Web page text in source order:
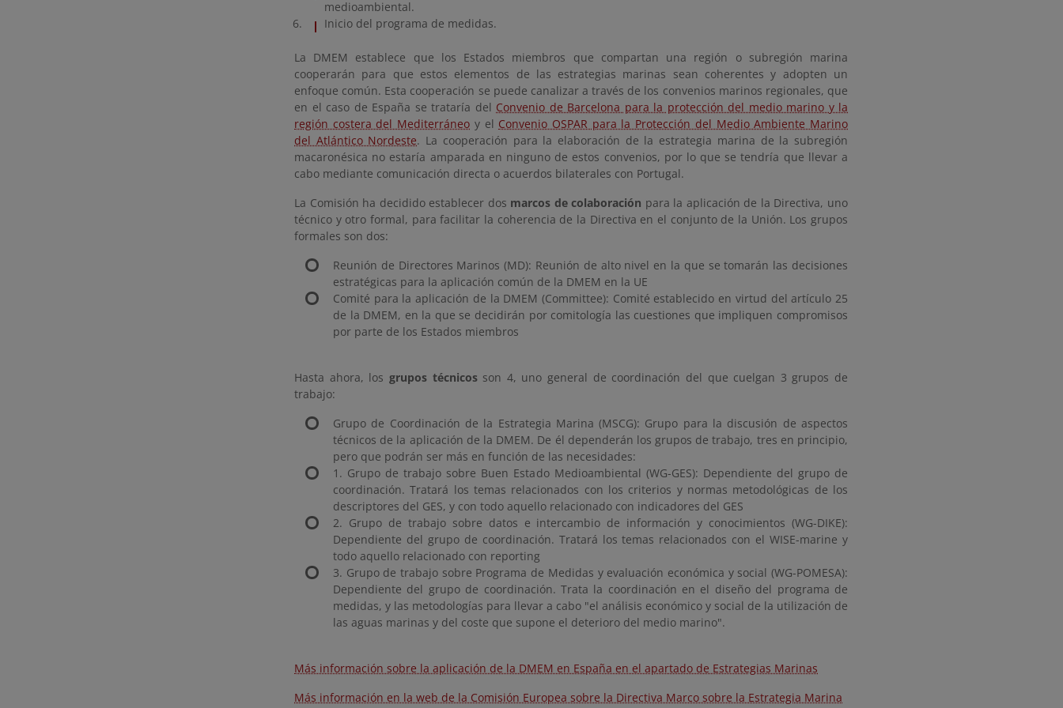
medioambiental.
Inicio del programa de medidas.
La DMEM establece que los Estados miembros que compartan una región o subregión marina
cooperarán para que estos elementos de las estrategias marinas sean coherentes y adopten un
enfoque común. Esta cooperación se puede canalizar a través de los convenios marinos regionales, que
en el caso de España se trataría del Convenio de Barcelona para la protección del medio marino y la
región costera del Mediterráneo y el Convenio OSPAR para la Protección del Medio Ambiente Marino
del Atlántico Nordeste. La cooperación para la elaboración de la estrategia marina de la subregión
macaronésica no estaría amparada en ninguno de estos convenios, por lo que se tendría que llevar a
cabo mediante comunicación directa o acuerdos bilaterales con Portugal.
La Comisión ha decidido establecer dos marcos de colaboración para la aplicación de la Directiva, uno
técnico y otro formal, para facilitar la coherencia de la Directiva en el conjunto de la Unión. Los grupos
formales son dos:
Reunión de Directores Marinos (MD): Reunión de alto nivel en la que se tomarán las decisiones
estratégicas para la aplicación común de la DMEM en la UE
Comité para la aplicación de la DMEM (Committee): Comité establecido en virtud del artículo 25
de la DMEM, en la que se decidirán por comitología las cuestiones que impliquen compromisos
por parte de los Estados miembros
Hasta ahora, los grupos técnicosson 4, uno general de coordinación del que cuelgan 3 grupos de
trabajo:
Grupo de Coordinación de la Estrategia Marina (MSCG): Grupo para la discusión de aspectos
técnicos de la aplicación de la DMEM. De él dependerán los grupos de trabajo, tres en principio,
pero que podrán ser más en función de las necesidades:
1. Grupo de trabajo sobre Buen Estado Medioambiental (WG-GES): Dependiente del grupo de
coordinación. Tratará los temas relacionados con los criterios y normas metodológicas de los
descriptores del GES, y con todo aquello relacionado con indicadores del GES
2. Grupo de trabajo sobre datos e intercambio de información y conocimientos (WG-DIKE):
Dependiente del grupo de coordinación. Tratará los temas relacionados con el WISE-marine y
todo aquello relacionado con reporting
3. Grupo de trabajo sobre Programa de Medidas y evaluación económica y social (WG-POMESA):
Dependiente del grupo de coordinación. Trata la coordinación en el diseño del programa de
medidas, y las metodologías para llevar a cabo "el análisis económico y social de la utilización de
las aguas marinas y del coste que supone el deterioro del medio marino".
Más información sobre la aplicación de la DMEM en España en el apartado de Estrategias Marinas
Más información en la web de la Comisión Europea sobre la Directiva Marco sobre la Estrategia Marina